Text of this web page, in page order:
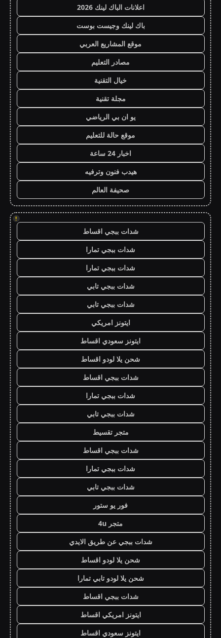
اعلانات الباك لينك 2026
باك لينك وجيست بوست
موقع المشاريع العربي
مصادر التعليم
خيال التقنية
مجلة تقنية
يو ان بي الرياضي
موقع حالة للتعليم
اخبار 24 ساعة
هيدب فنون وترفيه
صحيفة العالم
!
شدات ببجي اقساط
شدات ببجي تمارا
شدات ببجي تمارا
شدات ببجي تابي
شدات ببجي تابي
ايتونز امريكي
ايتونز سعودي اقساط
شحن يلا لودو اقساط
شدات ببجي اقساط
شدات ببجي تمارا
شدات ببجي تابي
متجر تقسيط
شدات ببجي اقساط
شدات ببجي تمارا
شدات ببجي تابي
فور يو ستور
متجر 4u
شدات ببجي عن طريق الايدي
شحن يلا لودو اقساط
شحن يلا لودو تابي تمارا
شدات ببجي اقساط
ايتونز امريكي اقساط
ايتونز سعودي اقساط